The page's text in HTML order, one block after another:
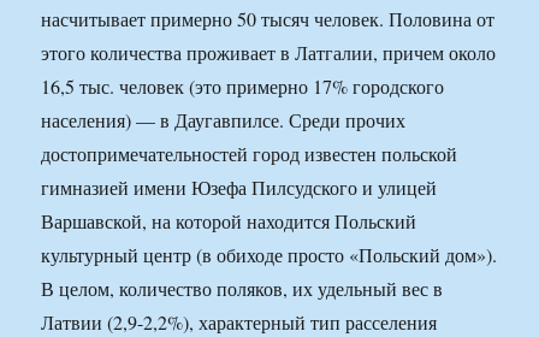
насчитывает примерно 50 тысяч человек. Половина от
этого количества проживает в Латгалии, причем около
16,5 тыс. человек (это примерно 17% городского
населения) — в Даугавпилсе. Среди прочих
достопримечательностей город известен польской
гимназией имени Юзефа Пилсудского и улицей
Варшавской, на которой находится Польский
культурный центр (в обиходе просто «Польский дом»).
В целом, количество поляков, их удельный вес в
Латвии (2,9-2,2%), характерный тип расселения